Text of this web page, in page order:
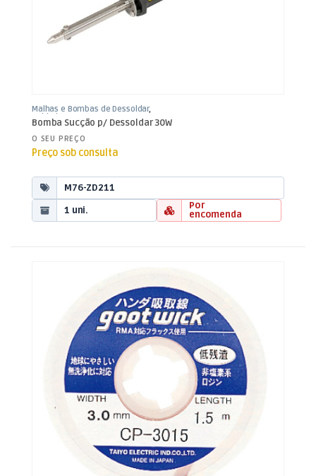
Malhas e Bombas de Dessoldar,
Soldadura
Bomba Sucção p/ Dessoldar 30W
O SEU PREÇO
Preço sob consulta
M76-ZD211
1 uni.
Por
encomenda